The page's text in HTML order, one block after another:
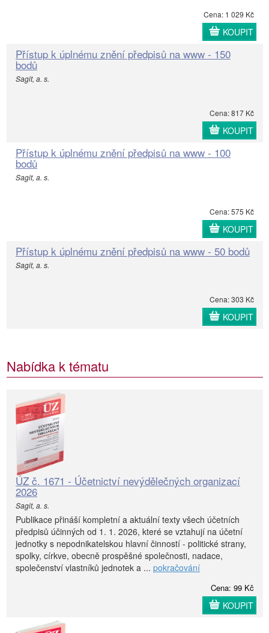
Cena: 1 029 Kč
KOUPIT
Přístup k úplnému znění předpisů na www - 150
bodů
Sagit, a. s.
Cena: 817 Kč
KOUPIT
Přístup k úplnému znění předpisů na www - 100
bodů
Sagit, a. s.
Cena: 575 Kč
KOUPIT
Přístup k úplnému znění předpisů na www - 50 bodů
Sagit, a. s.
Cena: 303 Kč
KOUPIT
Nabídka k tématu
ÚZ č. 1671 - Účetnictví nevýdělečných organizací
2026
Sagit, a. s.
Publikace přináší kompletní a aktuální texty všech účetních
předpisů účinných od 1. 1. 2026, které se vztahují na účetní
jednotky s nepodnikatelskou hlavní činností - politické strany,
spolky, církve, obecně prospěšné společnosti, nadace,
společenství vlastníků jednotek a ... pokračování
Cena: 99 Kč
KOUPIT